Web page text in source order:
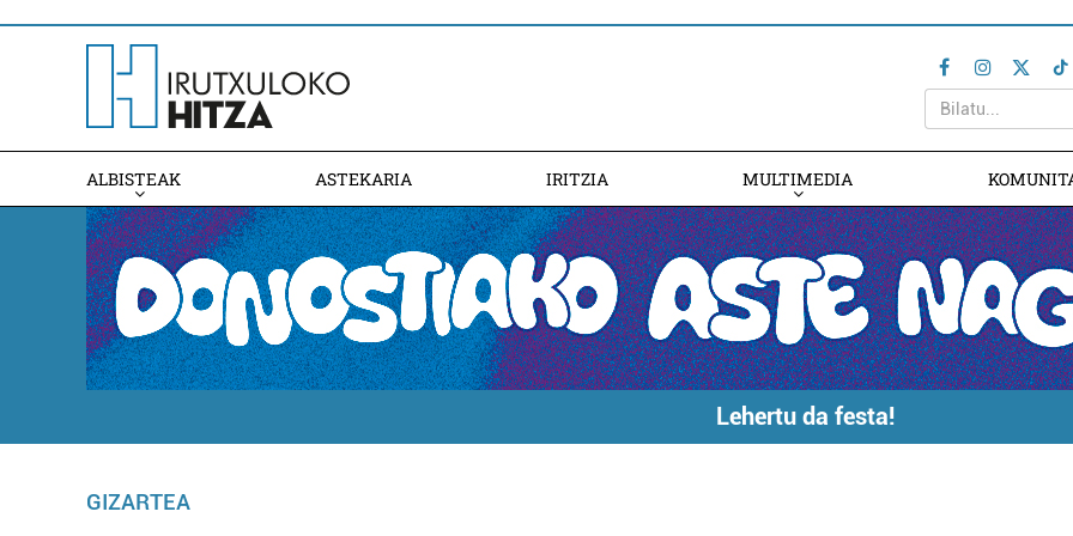
ALBISTEAK ASTEKARIA IRITZIA MULTIMEDIA
Lehertu da festa!
GIZARTEA